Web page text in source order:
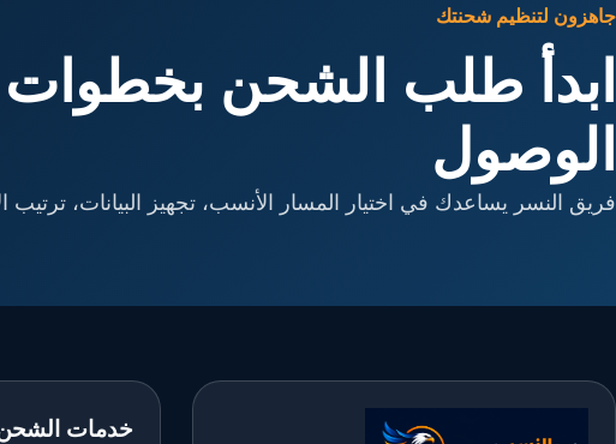
جاهزون لتنظيم شحنتك
ابدأ طلب الشحن بخطوات
الوصول
فريق النسر يساعدك في اختيار المسار الأنسب، تجهيز البيانات، ترتيب
خدمات